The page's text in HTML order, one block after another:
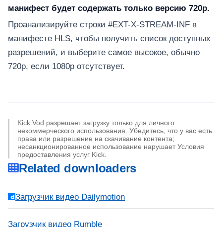
манифест будет содержать только версию 720p.
Проанализируйте строки #EXT-X-STREAM-INF в
манифесте HLS, чтобы получить список доступных
разрешений, и выберите самое высокое, обычно
720p, если 1080p отсутствует.
Kick Vod разрешает загрузку только для личного
некоммерческого использования. Убедитесь, что у вас есть
права или разрешение на скачивание контента;
несанкционированное использование нарушает Условия
предоставления услуг Kick.
Related downloaders
Загрузчик видео Dailymotion
Загрузчик видео Rumble